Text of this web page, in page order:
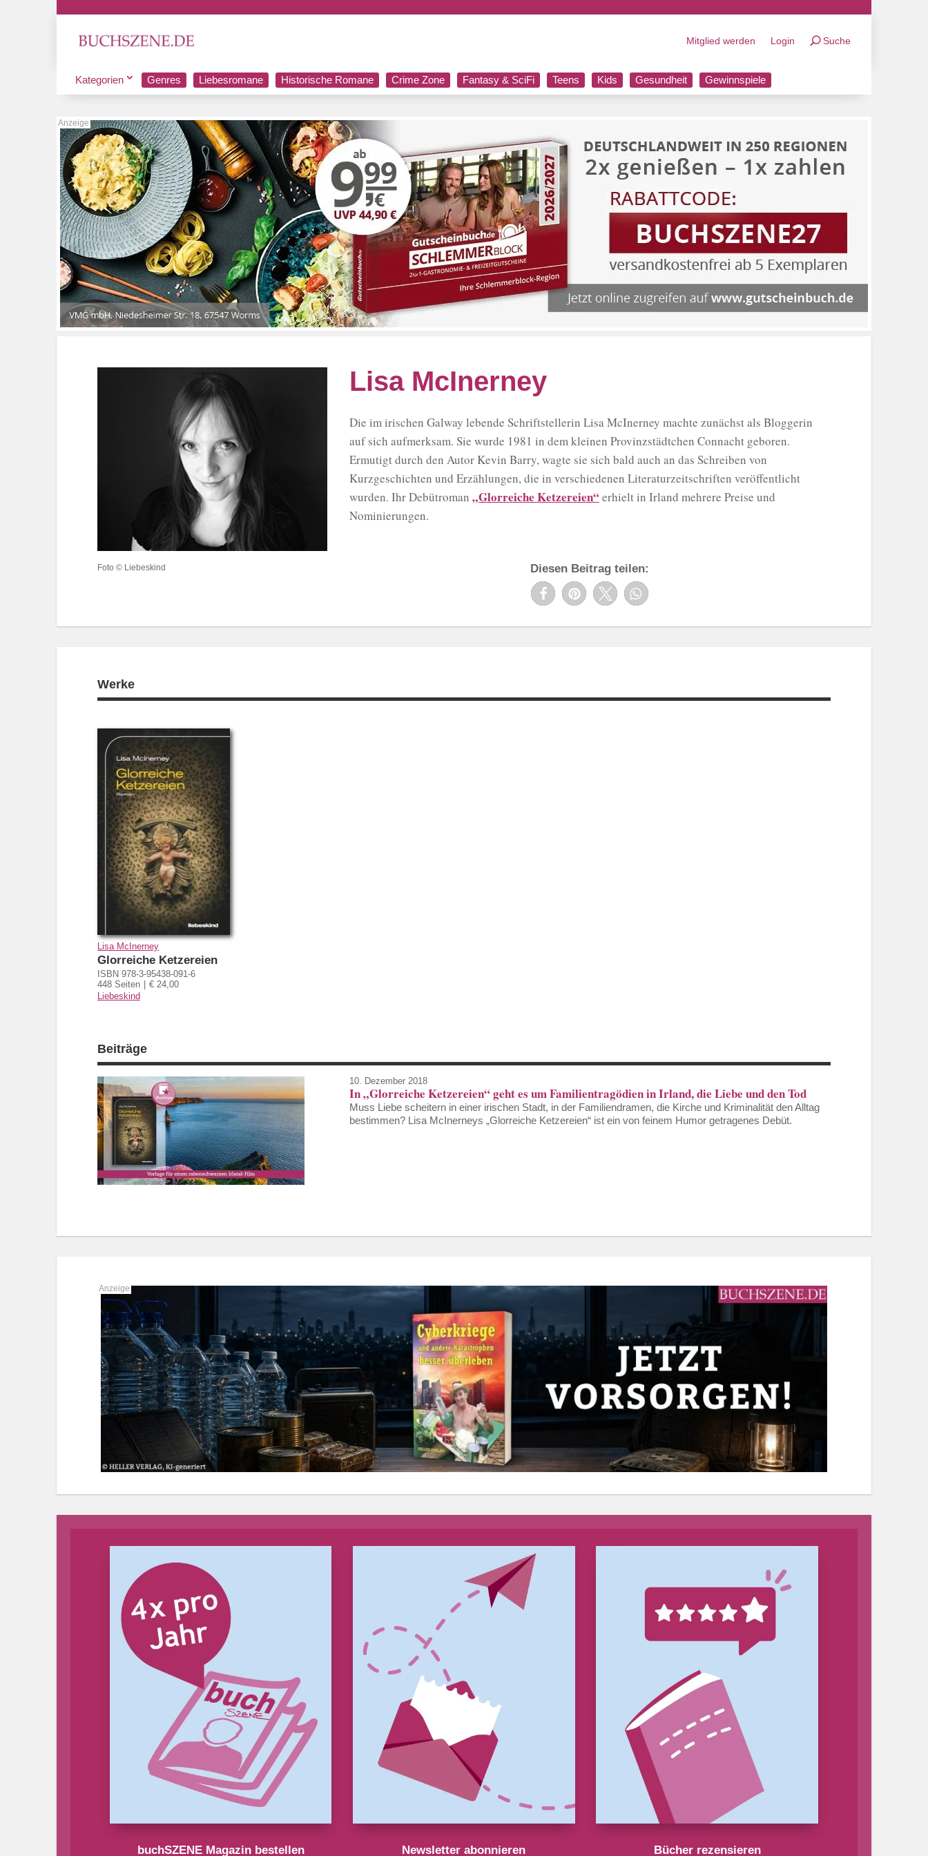
Mitglied werden Login Suche
Kategorien Genres Liebesromane Historische Romane Crime Zone Fantasy & SciFi Teens Kids Gesundheit Gewinnspiele
Foto © Liebeskind
Lisa McInerney
Die im irischen Galway lebende Schriftstellerin Lisa McInerney machte zunächst als Bloggerin
auf sich aufmerksam. Sie wurde 1981 in dem kleinen Provinzstädtchen Connacht geboren.
Ermutigt durch den Autor Kevin Barry, wagte sie sich bald auch an das Schreiben von
Kurzgeschichten und Erzählungen, die in verschiedenen Literaturzeitschriften veröffentlicht
wurden. Ihr Debütroman „Glorreiche Ketzereien“erhielt in Irland mehrere Preise und
Nominierungen.
Diesen Beitrag teilen:
Werke
Lisa McInerney
Glorreiche Ketzereien
ISBN 978-3-95438-091-6
448 Seiten
€ 24,00
Liebeskind
Beiträge
10. Dezember 2018
In „Glorreiche Ketzereien“ geht es um Familientragödien in Irland, die Liebe und den Tod
Muss Liebe scheitern in einer irischen Stadt, in der Familiendramen, die Kirche und Kriminalität den Alltag
bestimmen? Lisa McInerneys „Glorreiche Ketzereien“ ist ein von feinem Humor getragenes Debüt.
buchSZENE Magazin bestellen Newsletter abonnieren Bücher rezensieren